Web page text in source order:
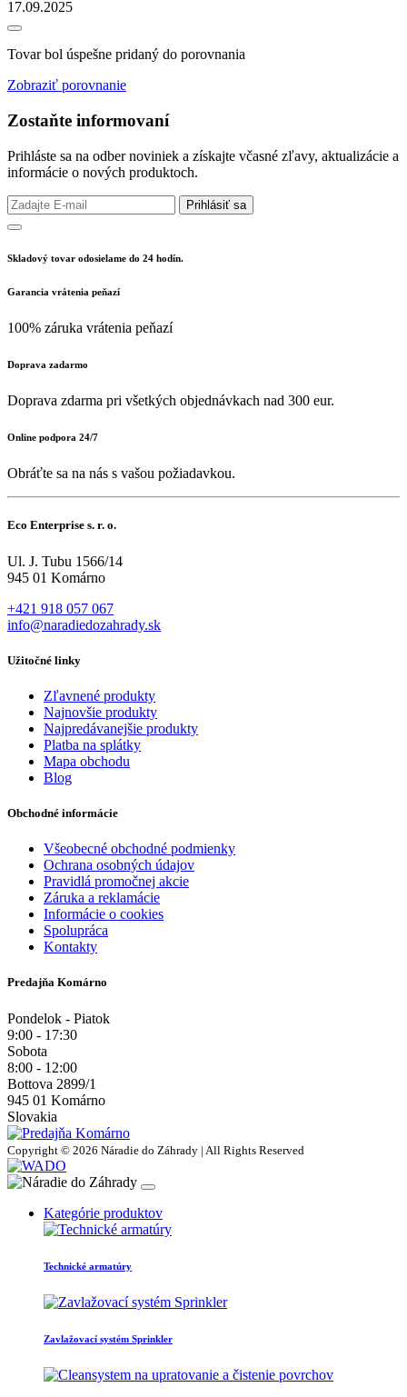
17.09.2025
Tovar bol úspešne pridaný do porovnania
Zobraziť porovnanie
Zostaňte informovaní
Prihláste sa na odber noviniek a získajte včasné zľavy, aktualizácie a
informácie o nových produktoch.
Prihlásiť sa
Skladový tovar odosielame do 24 hodín.
Garancia vrátenia peňazí
100% záruka vrátenia peňazí
Doprava zadarmo
Doprava zdarma pri všetkých objednávkach nad 300 eur.
Online podpora 24/7
Obráťte sa na nás s vašou požiadavkou.
Eco Enterprise s. r. o.
Ul. J. Tubu 1566/14
945 01 Komárno
+421 918 057 067
info@naradiedozahrady.sk
Užitočné linky
Zľavnené produkty
Najnovšie produkty
Najpredávanejšie produkty
Platba na splátky
Mapa obchodu
Blog
Obchodné informácie
Všeobecné obchodné podmienky
Ochrana osobných údajov
Pravidlá promočnej akcie
Záruka a reklamácie
Informácie o cookies
Spolupráca
Kontakty
Predajňa Komárno
Pondelok - Piatok
9:00 - 17:30
Sobota
8:00 - 12:00
Bottova 2899/1
945 01 Komárno
Slovakia
Copyright © 2026 Náradie do Záhrady | All Rights Reserved
Kategórie produktov
Technické armatúry
Zavlažovací systém Sprinkler